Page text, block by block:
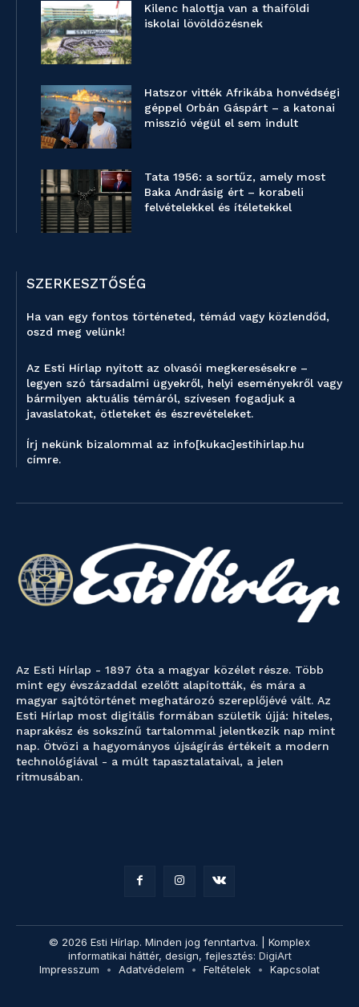
Kilenc halottja van a thaiföldi
iskolai lövöldözésnek
Hatszor vitték Afrikába honvédségi
géppel Orbán Gáspárt – a katonai
misszió végül el sem indult
Tata 1956: a sortűz, amely most
Baka Andrásig ért – korabeli
felvételekkel és ítéletekkel
SZERKESZTŐSÉG
Ha van egy fontos történeted, témád vagy közlendőd,
oszd meg velünk!
Az Esti Hírlap nyitott az olvasói megkeresésekre –
legyen szó társadalmi ügyekről, helyi eseményekről vagy
bármilyen aktuális témáról, szívesen fogadjuk a
javaslatokat, ötleteket és észrevételeket.
Írj nekünk bizalommal az info[kukac]estihirlap.hu
címre.
Az Esti Hírlap - 1897 óta a magyar közélet része. Több
mint egy évszázaddal ezelőtt alapították, és mára a
magyar sajtótörténet meghatározó szereplőjévé vált. Az
Esti Hírlap most digitális formában születik újjá: hiteles,
naprakész és sokszínű tartalommal jelentkezik nap mint
nap. Ötvözi a hagyományos újságírás értékeit a modern
technológiával - a múlt tapasztalataival, a jelen
ritmusában.
© 2026 Esti Hírlap. Minden jog fenntartva. | Komplex
informatikai háttér, design, fejlesztés: DigiArt
Impresszum
Adatvédelem Feltételek Kapcsolat